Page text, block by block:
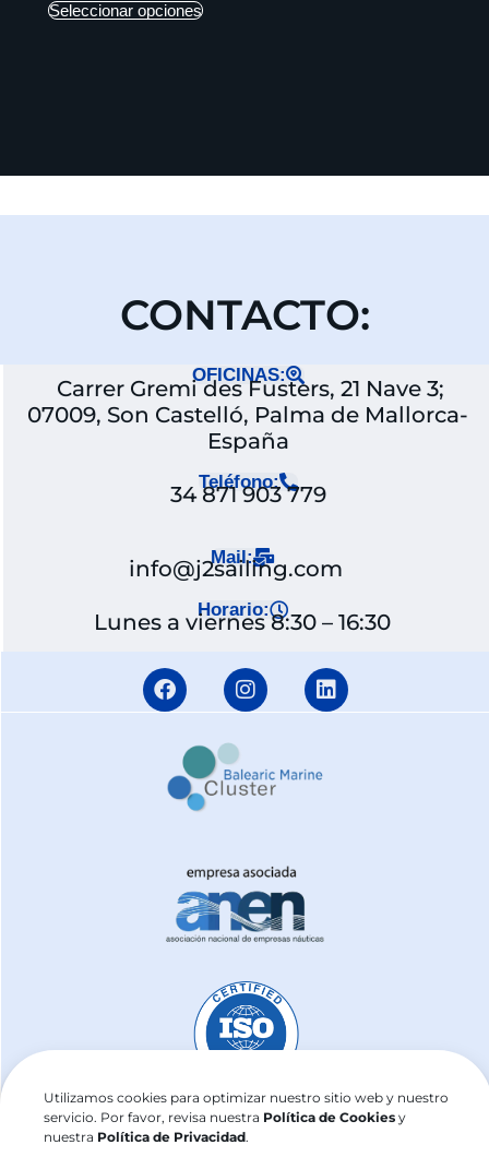
Utilizamos cookies para optimizar nuestro sitio web y nuestro
servicio. Por favor, revisa nuestra Política de Cookies y
nuestra Política de Privacidad.
Seleccionar opciones
CONTACTO:
OFICINAS:
Carrer Gremi des Fusters, 21 Nave 3;
07009, Son Castelló, Palma de Mallorca-
España
Teléfono:
34 871 903 779
Mail:
info@j2sailing.com
Horario:
Lunes a viernes 8:30 – 16:30